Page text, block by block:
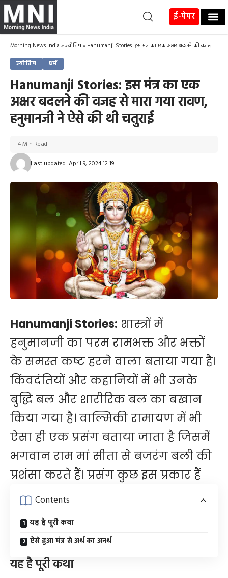
ई-पेपर
Morning News India »ज्योतिष» Hanumanji Stories: इस मंत्र का एक अक्षर बदलने की वजह से मारा गया रावण, हनुमानजी ने ऐसे की थी चतुराई
ज्योतिष धर्म
Hanumanji Stories: इस मंत्र का एक
अक्षर बदलने की वजह से मारा गया रावण,
हनुमानजी ने ऐसे की थी चतुराई
Last updated: April 9, 2024 12:19
4 Min Read
Hanumanji Stories: शास्त्रों में
हनुमानजी का परम रामभक्त और भक्तों
के समस्त कष्ट हरने वाला बताया गया है।
किंवदंतियों और कहानियों में भी उनके
बुद्धि बल और शारीरिक बल का बखान
किया गया है। वाल्मिकी रामायण में भी
ऐसा ही एक प्रसंग बताया जाता है जिसमें
भगवान राम मां सीता से बजरंग बली की
प्रशंसा करते हैं। प्रसंग कुछ इस प्रकार हैं
Contents
यह है पूरी कथा
ऐसे हुआ मंत्र से अर्थ का अनर्थ
यह है पूरी कथा